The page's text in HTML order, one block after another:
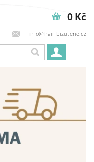
info@hair-bizuterie.cz
0 Kč